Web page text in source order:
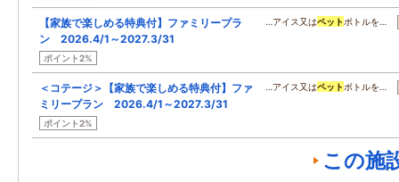
【家族で楽しめる特典付】ファミリープラ
ン 2026.4/1～2027.3/31
ポイント2%
…アイス又はペット ボトルを…
＜コテージ＞【家族で楽しめる特典付】ファ
ミリープラン 2026.4/1～2027.3/31
ポイント2%
…アイス又はペット ボトルを…
この施